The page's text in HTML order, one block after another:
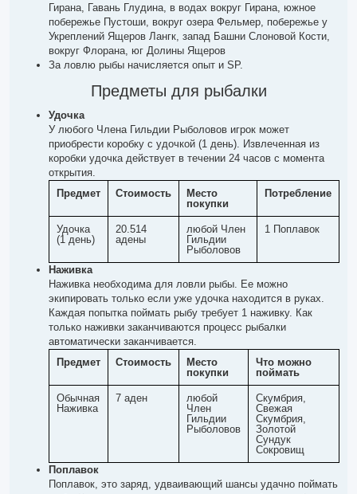
Гирана, Гавань Глудина, в водах вокруг Гирана, южное
побережье Пустоши, вокруг озера Фельмер, побережье у
Укреплений Ящеров Лангк, запад Башни Слоновой Кости,
вокруг Флорана, юг Долины Ящеров
За ловлю рыбы начисляется опыт и SP.
Предметы для рыбалки
Удочка
У любого Члена Гильдии Рыболовов игрок может
приобрести коробку с удочкой (1 день). Извлеченная из
коробки удочка действует в течении 24 часов с момента
открытия.
Предмет
Стоимость
Место
покупки
Потребление
Удочка
(1 день)
20.514
адены
любой Член
Гильдии
Рыболовов
1 Поплавок
Наживка
Наживка необходима для ловли рыбы. Ее можно
экипировать только если уже удочка находится в руках.
Каждая попытка поймать рыбу требует 1 наживку. Как
только наживки заканчиваются процесс рыбалки
автоматически заканчивается.
Предмет
Стоимость
Место
покупки
Что можно
поймать
Обычная
Наживка
7 аден
любой
Член
Гильдии
Рыболовов
Скумбрия,
Свежая
Скумбрия,
Золотой
Сундук
Сокровищ
Поплавок
Поплавок, это заряд, удваивающий шансы удачно поймать